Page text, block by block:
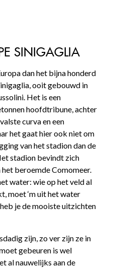
SINIGAGLIA
dan het bijna honderd
ooit gebouwd in
Het is een
hoofdtribune, achter
curva en een
het gaat hier ook niet om
van het stadion dan de
stadion bevindt zich
beroemde Comomeer.
water: wie op het veld al
moet ‘m uit het water
je de mooiste uitzichten
zijn, zo ver zijn ze in
gebeuren is wel
al nauwelijks aan de